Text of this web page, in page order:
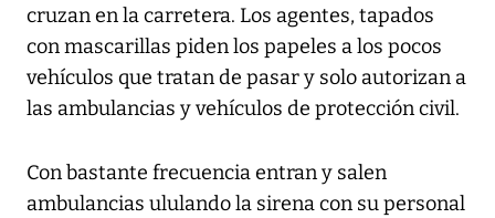
cruzan en la carretera. Los agentes, tapados
con mascarillas piden los papeles a los pocos
vehículos que tratan de pasar y solo autorizan a
las ambulancias y vehículos de protección civil.
Con bastante frecuencia entran y salen
ambulancias ululando la sirena con su personal